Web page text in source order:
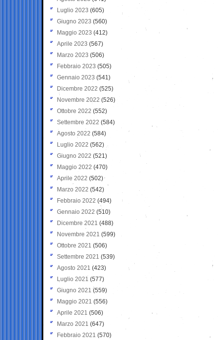
Luglio 2023 (605)
Giugno 2023 (560)
Maggio 2023 (412)
Aprile 2023 (567)
Marzo 2023 (506)
Febbraio 2023 (505)
Gennaio 2023 (541)
Dicembre 2022 (525)
Novembre 2022 (526)
Ottobre 2022 (552)
Settembre 2022 (584)
Agosto 2022 (584)
Luglio 2022 (562)
Giugno 2022 (521)
Maggio 2022 (470)
Aprile 2022 (502)
Marzo 2022 (542)
Febbraio 2022 (494)
Gennaio 2022 (510)
Dicembre 2021 (488)
Novembre 2021 (599)
Ottobre 2021 (506)
Settembre 2021 (539)
Agosto 2021 (423)
Luglio 2021 (577)
Giugno 2021(559)
Maggio 2021 (556)
Aprile 2021 (506)
Marzo 2021 (647)
Febbraio 2021 (570)